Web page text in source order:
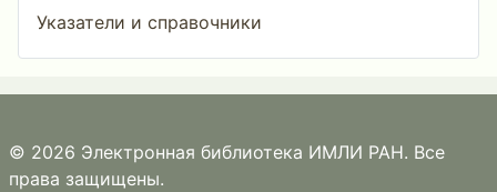
Указатели и справочники
© 2026 Электронная библиотека ИМЛИ РАН. Все
права защищены.